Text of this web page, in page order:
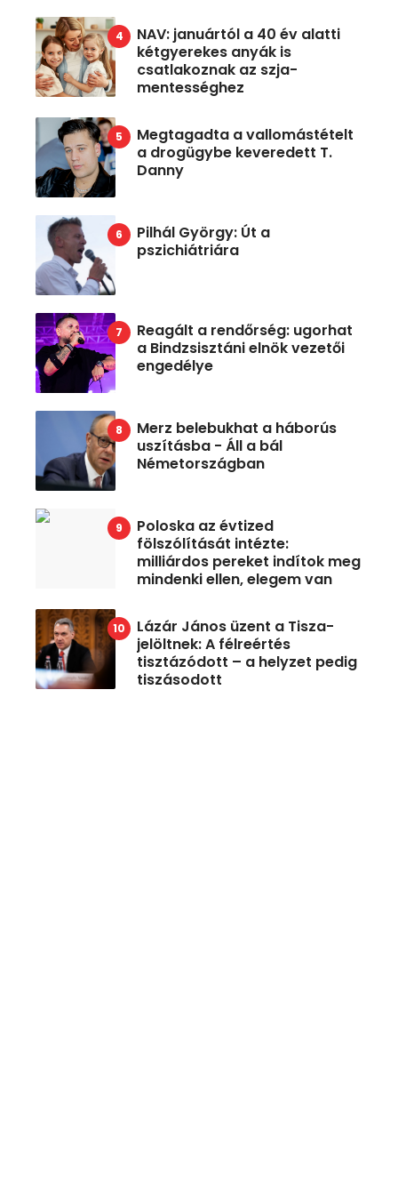
NAV: januártól a 40 év alatti
kétgyerekes anyák is
csatlakoznak az szja-
mentességhez
Megtagadta a vallomástételt
a drogügybe keveredett T.
Danny
Pilhál György: Út a
pszichiátriára
Reagált a rendőrség: ugorhat
a Bindzsisztáni elnök vezetői
engedélye
Merz belebukhat a háborús
uszításba - Áll a bál
Németországban
Poloska az évtized
fölszólítását intézte:
milliárdos pereket indítok meg
mindenki ellen, elegem van
Lázár János üzent a Tisza-
jelöltnek: A félreértés
tisztázódott – a helyzet pedig
tiszásodott